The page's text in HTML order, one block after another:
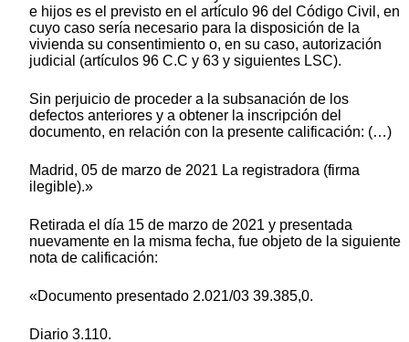
e hijos es el previsto en el artículo 96 del Código Civil, en
cuyo caso sería necesario para la disposición de la
vivienda su consentimiento o, en su caso, autorización
judicial (artículos 96 C.C y 63 y siguientes LSC).
Sin perjuicio de proceder a la subsanación de los
defectos anteriores y a obtener la inscripción del
documento, en relación con la presente calificación: (…)
Madrid, 05 de marzo de 2021 La registradora (firma
ilegible).»
Retirada el día 15 de marzo de 2021 y presentada
nuevamente en la misma fecha, fue objeto de la siguiente
nota de calificación:
«Documento presentado 2.021/03 39.385,0.
Diario 3.110.